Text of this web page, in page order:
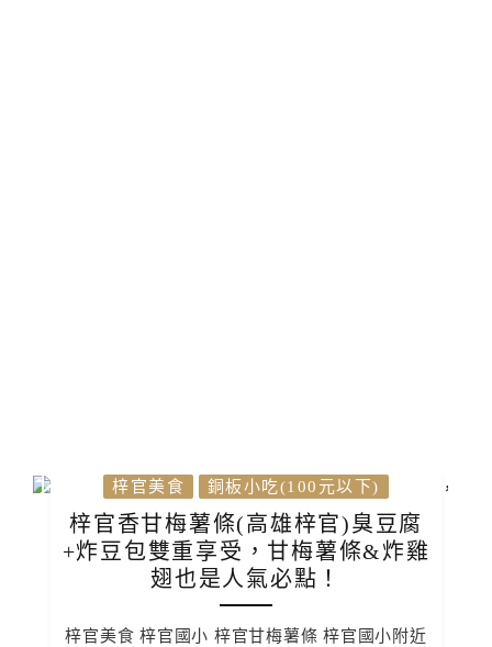
梓官美食 銅板小吃(100元以下)
梓官香甘梅薯條(高雄梓官)臭豆腐
+炸豆包雙重享受，甘梅薯條&炸雞
翅也是人氣必點！
梓官美食 梓官國小 梓官甘梅薯條 梓官國小附近